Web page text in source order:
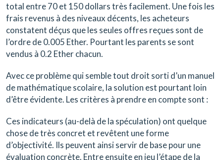
total entre 70 et 150 dollars très facilement. Une fois les
frais revenus à des niveaux décents, les acheteurs
constatent déçus que les seules offres reçues sont de
l’ordre de 0.005 Ether. Pourtant les parents se sont
vendus à 0.2 Ether chacun.
Avec ce problème qui semble tout droit sorti d’un manuel
de mathématique scolaire, la solution est pourtant loin
d’être évidente. Les critères à prendre en compte sont :
Ces indicateurs (au-delà de la spéculation) ont quelque
chose de très concret et revêtent une forme
d’objectivité. Ils peuvent ainsi servir de base pour une
évaluation concrète. Entre ensuite en jeu l’étape de la